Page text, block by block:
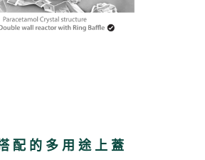
配的多用途上蓋